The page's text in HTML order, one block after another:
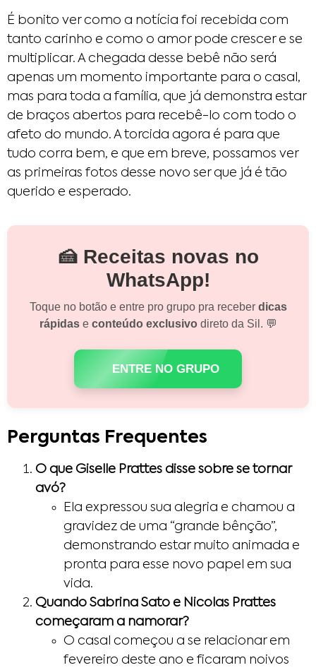
É bonito ver como a notícia foi recebida com
tanto carinho e como o amor pode crescer e se
multiplicar. A chegada desse bebê não será
apenas um momento importante para o casal,
mas para toda a família, que já demonstra estar
de braços abertos para recebê-lo com todo o
afeto do mundo. A torcida agora é para que
tudo corra bem, e que em breve, possamos ver
as primeiras fotos desse novo ser que já é tão
querido e esperado.
🍰 Receitas novas no
WhatsApp!
Toque no botão e entre pro grupo pra receber dicas
rápidase conteúdo exclusivodireto da Sil. 💬
ENTRE NO GRUPO
Perguntas Frequentes
O que Giselle Prattes disse sobre se tornar
avó?
Ela expressou sua alegria e chamou a
gravidez de uma “grande bênção”,
demonstrando estar muito animada e
pronta para esse novo papel em sua
vida.
Quando Sabrina Sato e Nicolas Prattes
começaram a namorar?
O casal começou a se relacionar em
fevereiro deste ano e ficaram noivos